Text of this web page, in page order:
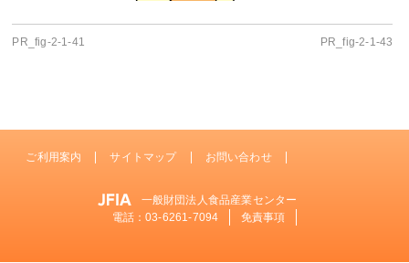
PR_fig-2-1-41 PR_fig-2-1-43
ご利用案内 サイトマップ お問い合わせ
一般財団法人食品産業センター
電話：03-6261-7094 免責事項